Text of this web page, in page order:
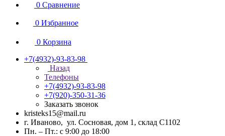
0 Сравнение
0 Избранное
0 Корзина
+7(4932)-93-83-98
Назад
Телефоны
+7(4932)-93-83-98
+7(920)-350-31-36
Заказать звонок
kristeks15@mail.ru
г. Иваново, ул. Сосновая, дом 1, склад С1102
Пн. – Пт.: с 9:00 до 18:00